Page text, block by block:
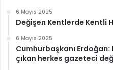
6 Mayıs 2025
Değişen Kentlerde Kentli
6 Mayıs 2025
Cumhurbaşkanı
çıkan herkes gazeteci